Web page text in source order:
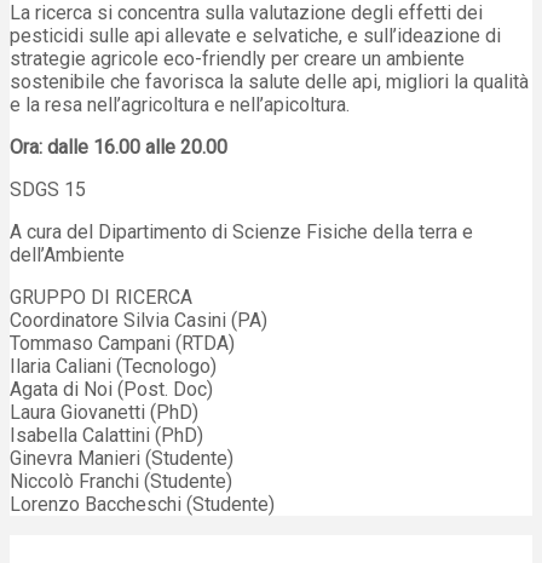
La ricerca si concentra sulla valutazione degli effetti dei
pesticidi sulle api allevate e selvatiche, e sull’ideazione di
strategie agricole eco-friendly per creare un ambiente
sostenibile che favorisca la salute delle api, migliori la qualità
e la resa nell’agricoltura e nell’apicoltura.
Ora: dalle 16.00 alle 20.00
SDGS 15
A cura del Dipartimento di Scienze Fisiche della terra e
dell’Ambiente
GRUPPO DI RICERCA
Coordinatore Silvia Casini (PA)
Tommaso Campani (RTDA)
Ilaria Caliani (Tecnologo)
Agata di Noi (Post. Doc)
Laura Giovanetti (PhD)
Isabella Calattini (PhD)
Ginevra Manieri (Studente)
Niccolò Franchi (Studente)
Lorenzo Baccheschi (Studente)